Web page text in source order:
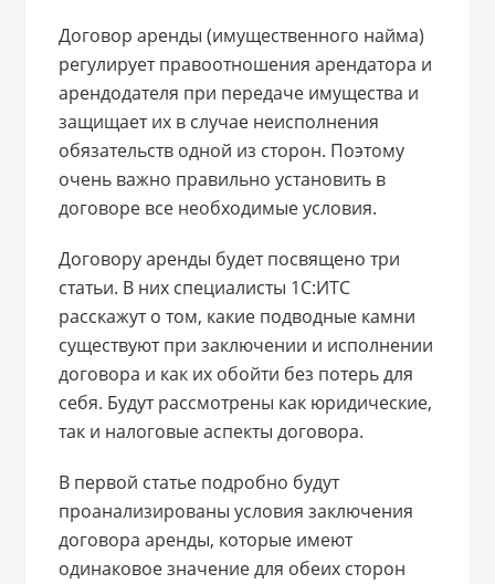
Договор аренды (имущественного найма)
регулирует правоотношения арендатора и
арендодателя при передаче имущества и
защищает их в случае неисполнения
обязательств одной из сторон. Поэтому
очень важно правильно установить в
договоре все необходимые условия.
Договору аренды будет посвящено три
статьи. В них специалисты 1С:ИТС
расскажут о том, какие подводные камни
существуют при заключении и исполнении
договора и как их обойти без потерь для
себя. Будут рассмотрены как юридические,
так и налоговые аспекты договора.
В первой статье подробно будут
проанализированы условия заключения
договора аренды, которые имеют
одинаковое значение для обеих сторон